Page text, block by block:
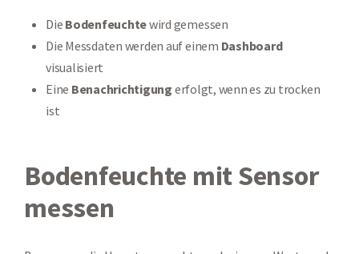
Die Bodenfeuchtewird gemessen
Die Messdaten werden auf einem Dashboard
visualisiert
Eine Benachrichtigung erfolgt, wenn es zu trocken
ist
Bodenfeuchte mit Sensor
messen